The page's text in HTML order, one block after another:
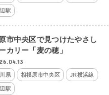
駅
市中央区で見つけたやさし
カリー「麦の穂」
県 相模原市中央区 JR横浜線
駅